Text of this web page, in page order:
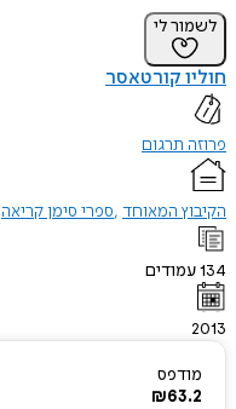
לשמור לי
חוליו קורטאסר
פרוזה תרגום
הקיבוץ המאוחד ספרי סימן קריאה
134עמודים
2013
מודפס
₪63.2